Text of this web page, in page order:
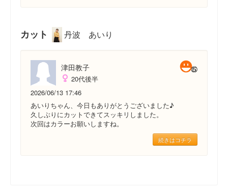
カット 丹波 あいり
津田教子
20代後半
2026/06/13 17:46
あいりちゃん、今日もありがとうございました♪
久しぶりにカットできてスッキリしました。
次回はカラーお願いしますね。
続きはコチラ